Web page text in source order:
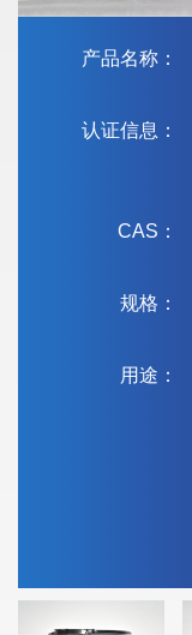
产品名称：
认证信息：
CAS：
规格：
用途：